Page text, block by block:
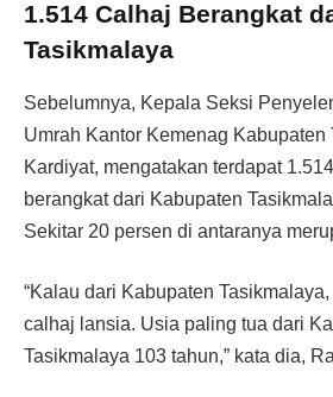
1.514 Calhaj Berangkat
Tasikmalaya
Sebelumnya, Kepala Seksi
Umrah Kantor Kemenag Kabupaten
Kardiyat, mengatakan terdapat
berangkat dari Kabupaten
Sekitar 20 persen di antaranya
“Kalau dari Kabupaten
calhaj lansia. Usia paling tua dari
Tasikmalaya 103 tahun,” kata dia,